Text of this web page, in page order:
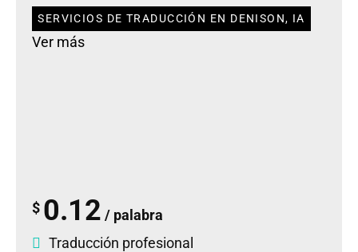
SERVICIOS DE TRADUCCIÓN EN DENISON, IA
Ver más
$ 0.12 / palabra
Traducción profesional